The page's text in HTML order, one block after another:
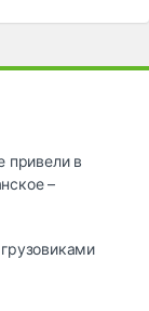
привели в
–